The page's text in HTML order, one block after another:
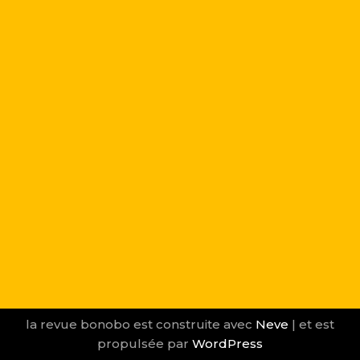
la revue bonobo est construite avec Neve | et est
propulsée par WordPress